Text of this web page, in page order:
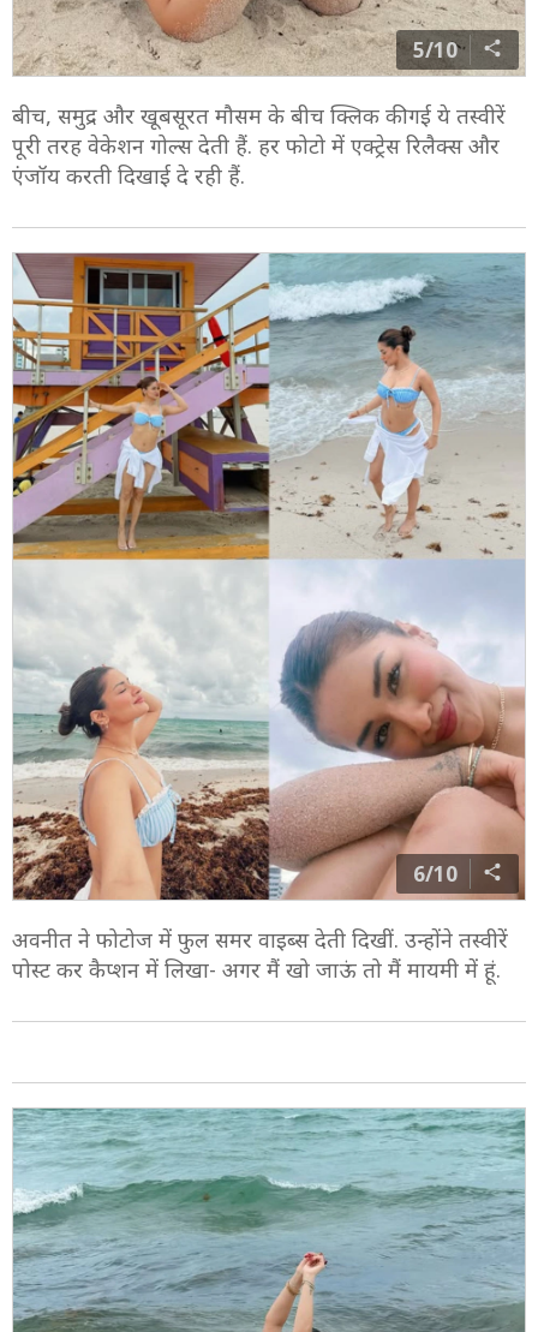
5/10
बीच, समुद्र और खूबसूरत मौसम के बीच क्लिक की गई ये तस्वीरें
पूरी तरह वेकेशन गोल्स देती हैं. हर फोटो में एक्ट्रेस रिलैक्स और
एंजॉय करती दिखाई दे रही हैं.
6/10
अवनीत ने फोटोज में फुल समर वाइब्स देती दिखीं. उन्होंने तस्वीरें
पोस्ट कर कैप्शन में लिखा- अगर मैं खो जाऊं तो मैं मायमी में हूं.